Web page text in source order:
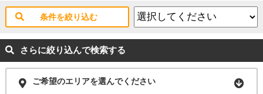
条件を絞り込む
さらに絞り込んで検索する
ご希望のエリアを選んでください